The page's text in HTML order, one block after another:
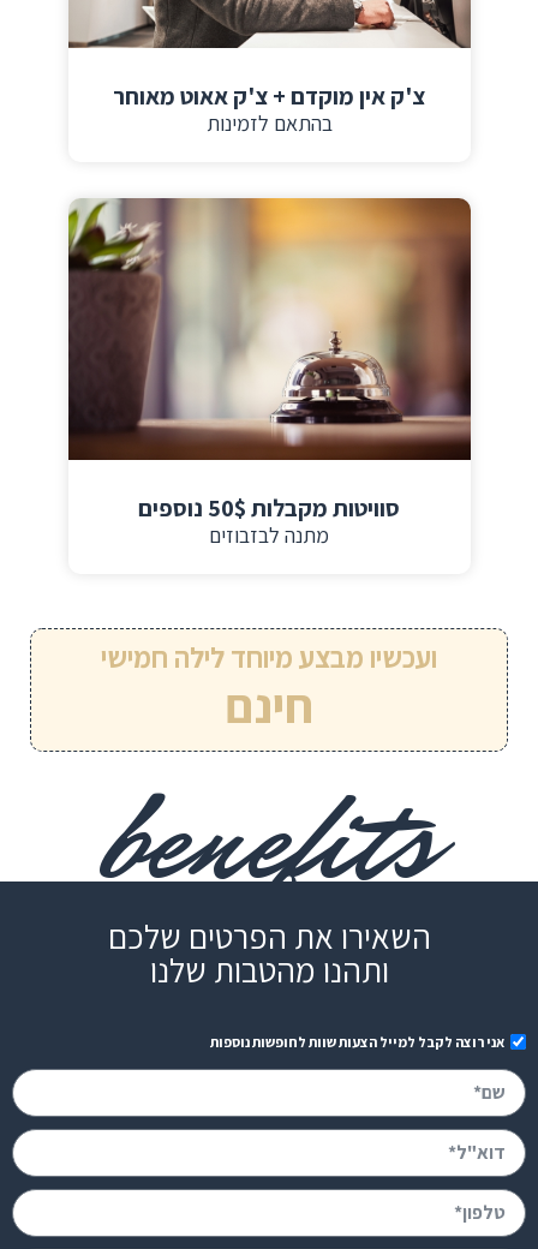
צ'ק אין מוקדם + צ'ק אאוט מאוחר
בהתאם לזמינות
סוויטות מקבלות 50$ נוספים
מתנה לבזבוזים
ועכשיו מבצע מיוחד לילה חמישי
חינם
benefits
השאירו את הפרטים שלכם
ותהנו מהטבות שלנו
אני רוצה לקבל למייל הצעות שוות לחופשות נוספות